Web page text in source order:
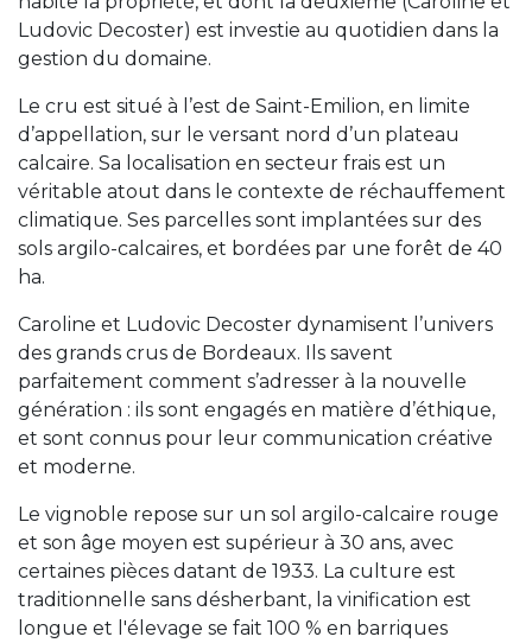
Ludovic Decoster) est investie au quotidien dans la
gestion du domaine.
Le cru est situé à l’est de Saint-Emilion, en limite
d’appellation, sur le versant nord d’un plateau
calcaire. Sa localisation en secteur frais est un
véritable atout dans le contexte de réchauffement
climatique. Ses parcelles sont implantées sur des
sols argilo-calcaires, et bordées par une forêt de 40
ha.
Caroline et Ludovic Decoster dynamisent l’univers
des grands crus de Bordeaux. Ils savent
parfaitement comment s’adresser à la nouvelle
génération : ils sont engagés en matière d’éthique,
et sont connus pour leur communication créative
et moderne.
Le vignoble repose sur un sol argilo-calcaire rouge
et son âge moyen est supérieur à 30 ans, avec
certaines pièces datant de 1933. La culture est
traditionnelle sans désherbant, la vinification est
longue et l'élevage se fait 100 % en barriques